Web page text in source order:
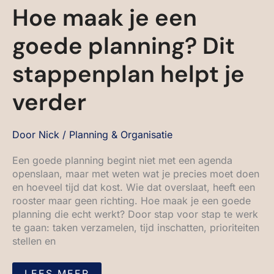
Hoe maak je een
goede planning? Dit
stappenplan helpt je
verder
Door Nick / Planning & Organisatie
Een goede planning begint niet met een agenda
openslaan, maar met weten wat je precies moet doen
en hoeveel tijd dat kost. Wie dat overslaat, heeft een
rooster maar geen richting. Hoe maak je een goede
planning die echt werkt? Door stap voor stap te werk
te gaan: taken verzamelen, tijd inschatten, prioriteiten
stellen en